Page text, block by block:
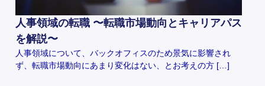
人事領域の転職 〜転職市場動向とキャリアパス
を解説〜
人事領域について、バックオフィスのため景気に影響され
ず、転職市場動向にあまり変化はない、とお考えの方 […]